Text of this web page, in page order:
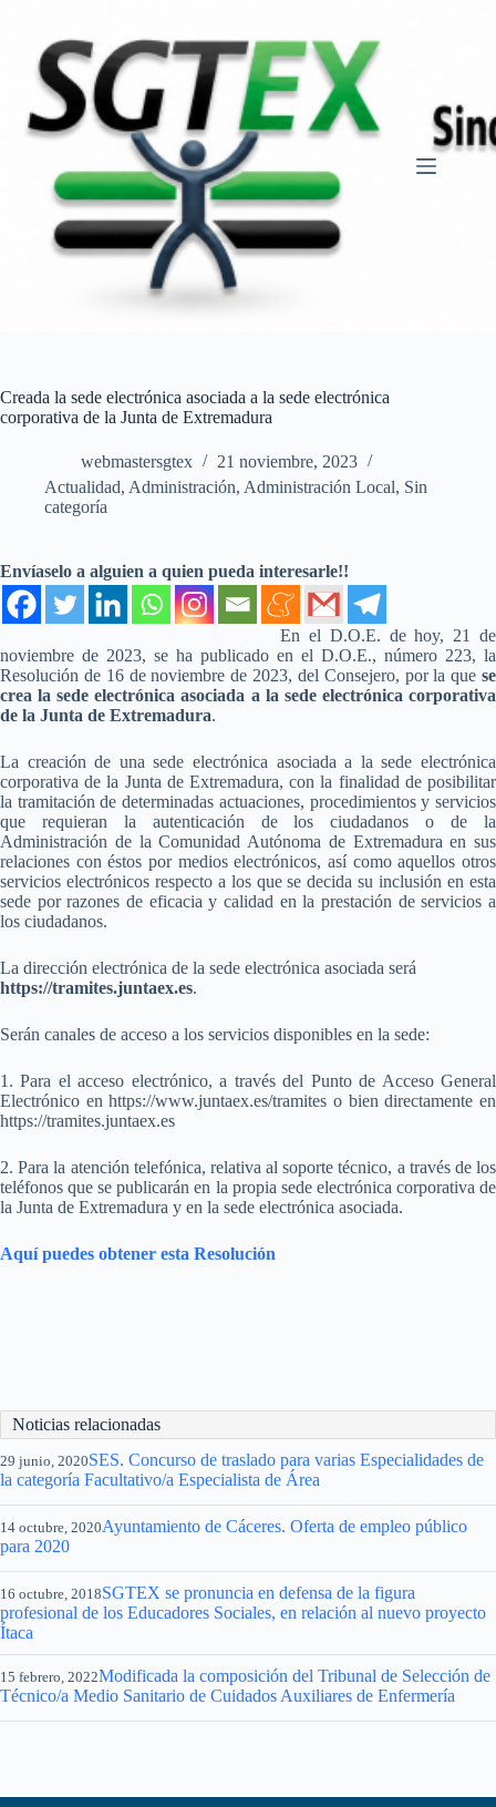
contenido
Creada la sede electrónica asociada a la sede electrónica
corporativa de la Junta de Extremadura
webmastersgtex
21 noviembre, 2023
Actualidad, Administración, Administración Local, Sin
categoría
Envíaselo a alguien a quien pueda interesarle!!
En el D.O.E. de hoy, 21 de
noviembre de 2023, se ha publicado en el D.O.E., número 223, la
Resolución de 16 de noviembre de 2023, del Consejero, por la que se
crea la sede electrónica asociada a la sede electrónica corporativa
de la Junta de Extremadura.
La creación de una sede electrónica asociada a la sede electrónica
corporativa de la Junta de Extremadura, con la finalidad de posibilitar
la tramitación de determinadas actuaciones, procedimientos y servicios
que requieran la autenticación de los ciudadanos o de la
Administración de la Comunidad Autónoma de Extremadura en sus
relaciones con éstos por medios electrónicos, así como aquellos otros
servicios electrónicos respecto a los que se decida su inclusión en esta
sede por razones de eficacia y calidad en la prestación de servicios a
los ciudadanos.
La dirección electrónica de la sede electrónica asociada será
https://tramites.juntaex.es.
Serán canales de acceso a los servicios disponibles en la sede:
1. Para el acceso electrónico, a través del Punto de Acceso General
Electrónico en https://www.juntaex.es/tramites o bien directamente en
https://tramites.juntaex.es
2. Para la atención telefónica, relativa al soporte técnico, a través de los
teléfonos que se publicarán en la propia sede electrónica corporativa de
la Junta de Extremadura y en la sede electrónica asociada.
Aquí puedes obtener esta Resolución
Noticias relacionadas
29 junio, 2020SES. Concurso de traslado para varias Especialidades de
la categoría Facultativo/a Especialista de Área
14 octubre, 2020Ayuntamiento de Cáceres. Oferta de empleo público
para 2020
16 octubre, 2018SGTEX se pronuncia en defensa de la figura
profesional de los Educadores Sociales, en relación al nuevo proyecto
Ítaca
15 febrero, 2022Modificada la composición del Tribunal de Selección de
Técnico/a Medio Sanitario de Cuidados Auxiliares de Enfermería